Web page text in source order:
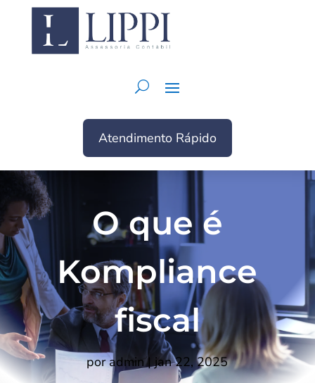
Atendimento Rápido
O que é
Kompliance
fiscal
poradmin|jan 22, 2025